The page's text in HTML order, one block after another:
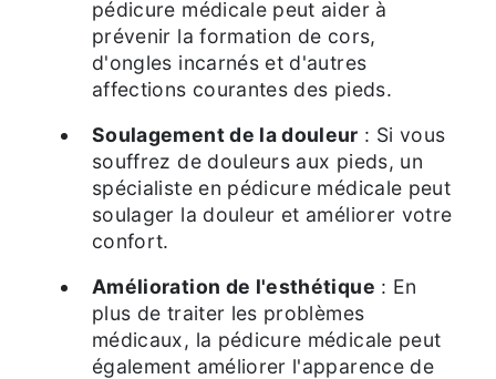
pédicure médicale peut aider à
prévenir la formation de cors,
d'ongles incarnés et d'autres
affections courantes des pieds.
Soulagement de la douleur : Si vous
souffrez de douleurs aux pieds, un
spécialiste en pédicure médicale peut
soulager la douleur et améliorer votre
confort.
Amélioration de l'esthétique : En
plus de traiter les problèmes
médicaux, la pédicure médicale peut
également améliorer l'apparence de